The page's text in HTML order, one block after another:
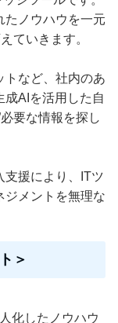
たノウハウを一元
ていきます。
トなど、社内のあ
成AIを活用した自
要な情報を探し
支援により、ITツ
ジメントを無理な
＞
化したノウハウ